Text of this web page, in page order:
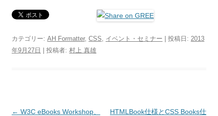
カテゴリー: AH Formatter, CSS, イベント・セミナー | 投稿日: 2013
年9月27日
投稿者: 村上 真雄
投稿ナビゲーション
← W3C eBooks Workshop、
HTMLBook仕様とCSS Books仕